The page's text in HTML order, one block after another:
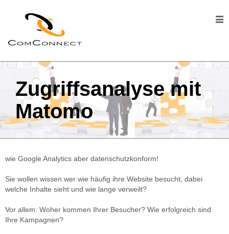
Zugriffsanalyse mit
Matomo
wie Google Analytics aber datenschutzkonform!
Sie wollen wissen wer wie häufig ihre Website besucht, dabei
welche Inhalte sieht und wie lange verweilt?
Vor allem: Woher kommen Ihrer Besucher? Wie erfolgreich sind
Ihre Kampagnen?
ComConnect
Leistungen
E-mail-
Marketing
E-mail-
Sicherheit
Sicherheits-
Webhosting
Domain-
SSL/TLS-
Management